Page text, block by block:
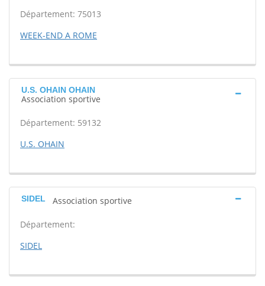
Département: 75013
WEEK-END A ROME
U.S. OHAIN OHAIN
Association sportive
Département: 59132
U.S. OHAIN
SIDEL Association sportive
Département:
SIDEL